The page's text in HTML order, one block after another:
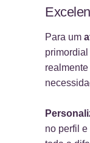
Para um
no perfil